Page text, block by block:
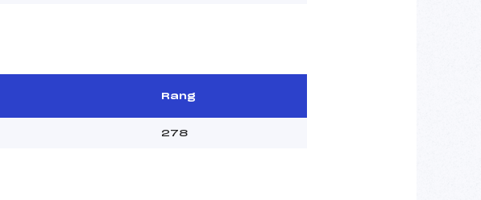
Rang
278